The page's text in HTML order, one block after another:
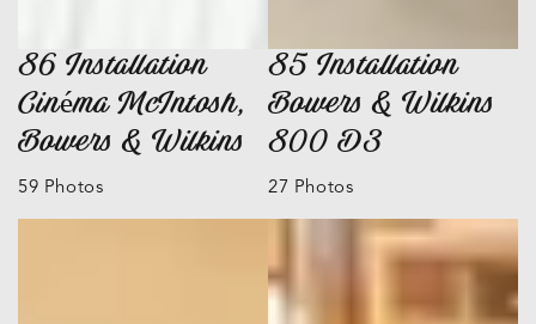
86 Installation
Cinéma McIntosh,
Bowers & Wilkins
59 Photos
85 Installation
Bowers & Wilkins
800 D3
27 Photos